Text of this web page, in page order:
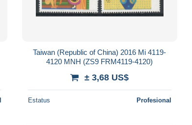
Taiwan (Republic of China) 2016 Mi 4119-
4120 MNH (ZS9 FRM4119-4120)
± 3,68 US$
Estatus Profesional